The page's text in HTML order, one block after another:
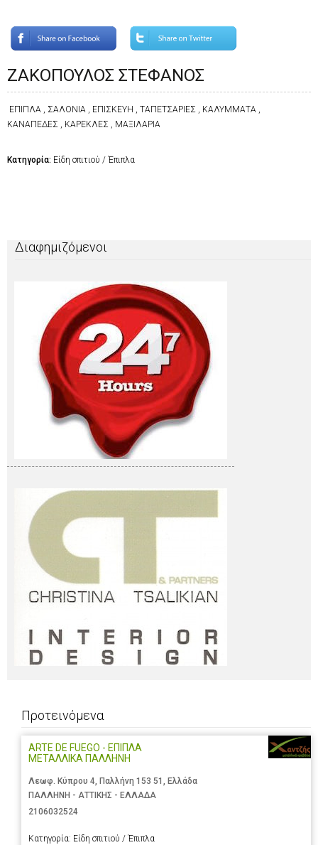
ΖΑΚΟΠΟΥΛΟΣ ΣΤΕΦΑΝΟΣ
ΕΠΙΠΛΑ , ΣΑΛΟΝΙΑ , ΕΠΙΣΚΕΥΗ , ΤΑΠΕΤΣΑΡΙΕΣ , ΚΑΛΥΜΜΑΤΑ ,
ΚΑΝΑΠΕΔΕΣ , ΚΑΡΕΚΛΕΣ , ΜΑΞΙΛΑΡΙΑ
Κατηγορία: Είδη σπιτιού / Έπιπλα
Διαφημιζόμενοι
Προτεινόμενα
ARTE DE FUEGO - ΕΠΙΠΛΑ
ΜΕΤΑΛΛΙΚΑ ΠΑΛΛΗΝΗ
Λεωφ. Κύπρου 4, Παλλήνη 153 51, Ελλάδα
ΠΑΛΛΗΝΗ - ΑΤΤΙΚΗΣ - ΕΛΛΑΔΑ
2106032524
Κατηγορία: Είδη σπιτιού / Έπιπλα